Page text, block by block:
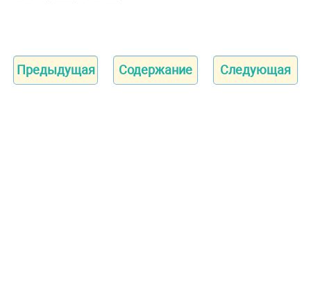
Предыдущая Содержание Следующая